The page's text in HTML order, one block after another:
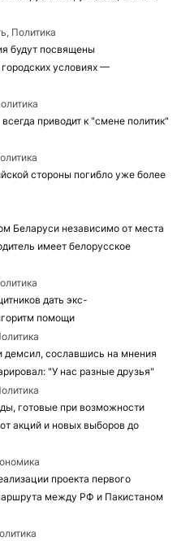
Политика
будут посвящены
условиях —
приводит к "смене политик"
стороны погибло уже более
Беларуси независимо от места
имеет белорусское
дать экс-
помощи
демсил, сославшись на мнения
"У нас разные друзья"
готовые при возможности
акций и новых выборов до
проекта первого
между РФ и Пакистаном